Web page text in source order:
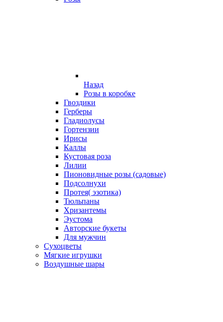
Назад
Розы в коробке
Гвоздики
Герберы
Гладиолусы
Гортензии
Ирисы
Каллы
Кустовая роза
Лилии
Пионовидные розы (садовые)
Подсолнухи
Протея( эзотика)
Тюльпаны
Хризантемы
Эустома
Авторские букеты
Для мужчин
Сухоцветы
Мягкие игрушки
Воздушные шары